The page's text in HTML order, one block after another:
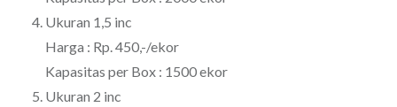
4. Ukuran 1,5 inc
Harga : Rp. 450,-/ekor
Kapasitas per Box : 1500 ekor
5. Ukuran 2 inc